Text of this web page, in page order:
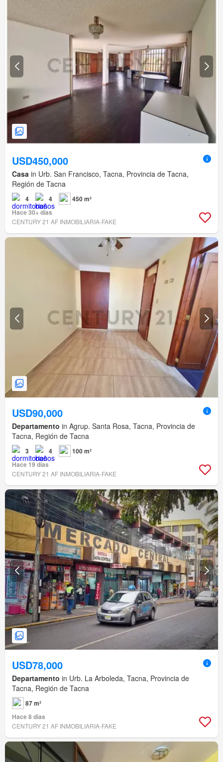
USD450,000
Casa in Urb. San Francisco, Tacna, Provincia de Tacna,
Región de Tacna
4 4
450 m²
Hace 30+ días
CENTURY 21 AF INMOBILIARIA-FAKE
USD90,000
Departamento in Agrup. Santa Rosa, Tacna, Provincia de
Tacna, Región de Tacna
3 4
100 m²
Hace 19 días
CENTURY 21 AF INMOBILIARIA-FAKE
USD78,000
Departamento in Urb. La Arboleda, Tacna, Provincia de
Tacna, Región de Tacna
87 m²
Hace 8 días
CENTURY 21 AF INMOBILIARIA-FAKE